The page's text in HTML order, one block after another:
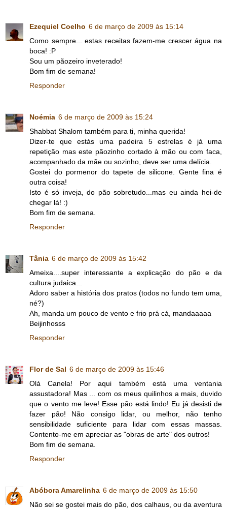
Ezequiel Coelho 6 de março de 2009 às 15:14
Como sempre... estas receitas fazem-me crescer água na
boca! :P
Sou um pãozeiro inveterado!
Bom fim de semana!
Responder
Noémia 6 de março de 2009 às 15:24
Shabbat Shalom também para ti, minha querida!
Dizer-te que estás uma padeira 5 estrelas é já uma
repetição mas este pãozinho cortado à mão ou com faca,
acompanhado da mãe ou sozinho, deve ser uma delícia.
Gostei do pormenor do tapete de silicone. Gente fina é
outra coisa!
Isto é só inveja, do pão sobretudo...mas eu ainda hei-de
chegar lá! :)
Bom fim de semana.
Responder
Tânia 6 de março de 2009 às 15:42
Ameixa....super interessante a explicação do pão e da
cultura judaica...
Adoro saber a história dos pratos (todos no fundo tem uma,
né?)
Ah, manda um pouco de vento e frio prá cá, mandaaaaa
Beijinhosss
Responder
Flor de Sal 6 de março de 2009 às 15:46
Olá Canela! Por aqui também está uma ventania
assustadora! Mas ... com os meus quilinhos a mais, duvido
que o vento me leve! Esse pão está lindo! Eu já desisti de
fazer pão! Não consigo lidar, ou melhor, não tenho
sensibilidade suficiente para lidar com essas massas.
Contento-me em apreciar as "obras de arte" dos outros!
Bom fim de semana.
Responder
Abóbora Amarelinha 6 de março de 2009 às 15:50
Não sei se gostei mais do pão, dos calhaus, ou da aventura